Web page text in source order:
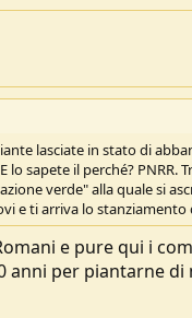
lasciate in stato di
lo sapete il perché?
verde" alla quale si
e ti arriva lo stanziamento
e pure qui i
per piantarne